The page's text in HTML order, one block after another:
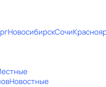
НовосибирскСочи
Новостные